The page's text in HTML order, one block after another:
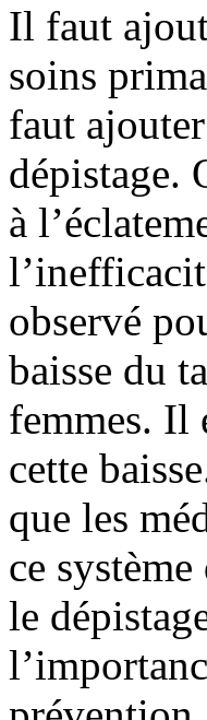
Il faut
soins
faut
dépistage.
à
observé
baisse du
femmes. Il
cette
que les
ce
le